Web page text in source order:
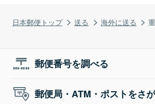
日本郵便トップ 送る 海外に送る
郵便番号を調べる
郵便局・ATM・ポストをさ